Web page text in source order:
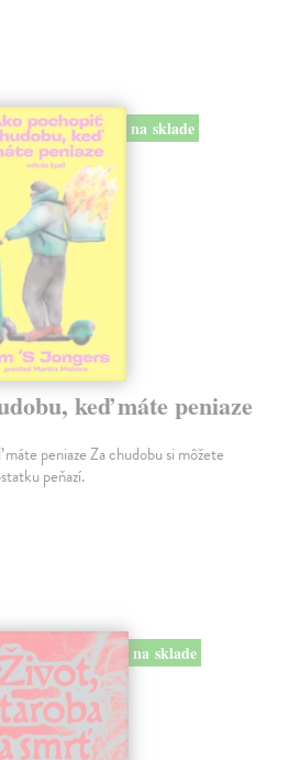
na sklade
keď máte peniaze
peniaze Za chudobu si môžete
peňazí.
na sklade